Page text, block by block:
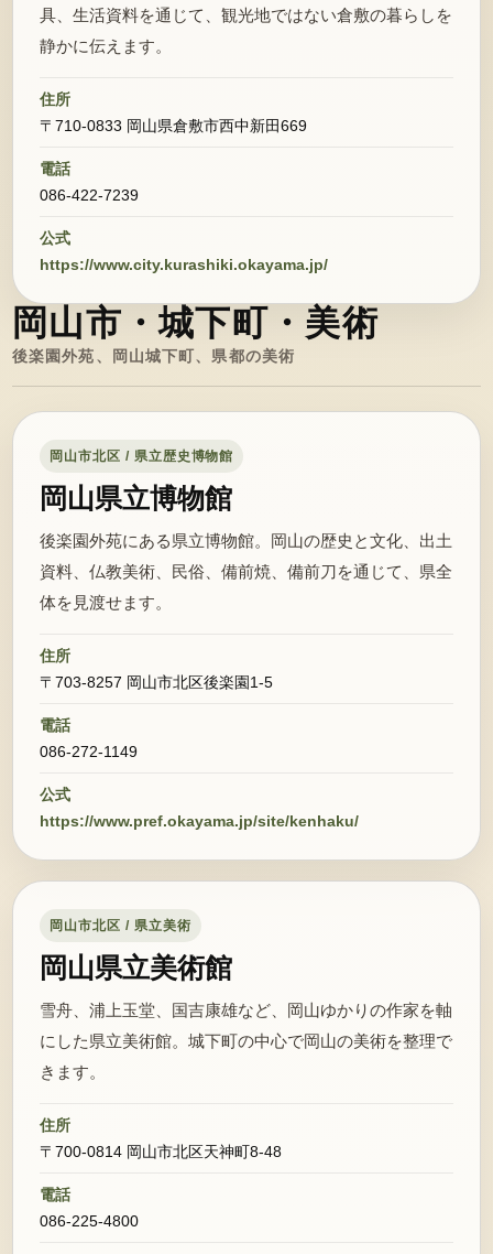
具、生活資料を通じて、観光地ではない倉敷の暮らしを
静かに伝えます。
住所
〒710-0833 岡山県倉敷市西中新田669
電話
086-422-7239
公式
https://www.city.kurashiki.okayama.jp/
岡山市・城下町・美術
後楽園外苑、岡山城下町、県都の美術
岡山市北区 / 県立歴史博物館
岡山県立博物館
後楽園外苑にある県立博物館。岡山の歴史と文化、出土
資料、仏教美術、民俗、備前焼、備前刀を通じて、県全
体を見渡せます。
住所
〒703-8257 岡山市北区後楽園1-5
電話
086-272-1149
公式
https://www.pref.okayama.jp/site/kenhaku/
岡山市北区 / 県立美術
岡山県立美術館
雪舟、浦上玉堂、国吉康雄など、岡山ゆかりの作家を軸
にした県立美術館。城下町の中心で岡山の美術を整理で
きます。
住所
〒700-0814 岡山市北区天神町8-48
電話
086-225-4800